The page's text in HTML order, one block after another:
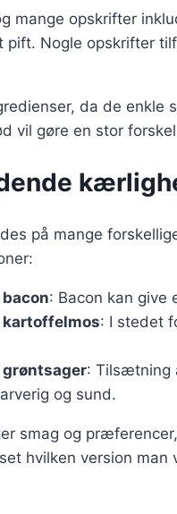
mange opskrifter
Nogle opskrifter
da de enkle
vil gøre en stor
på mange
: Bacon kan give
: I stedet
: Tilsætning
og sund.
smag og
hvilken version